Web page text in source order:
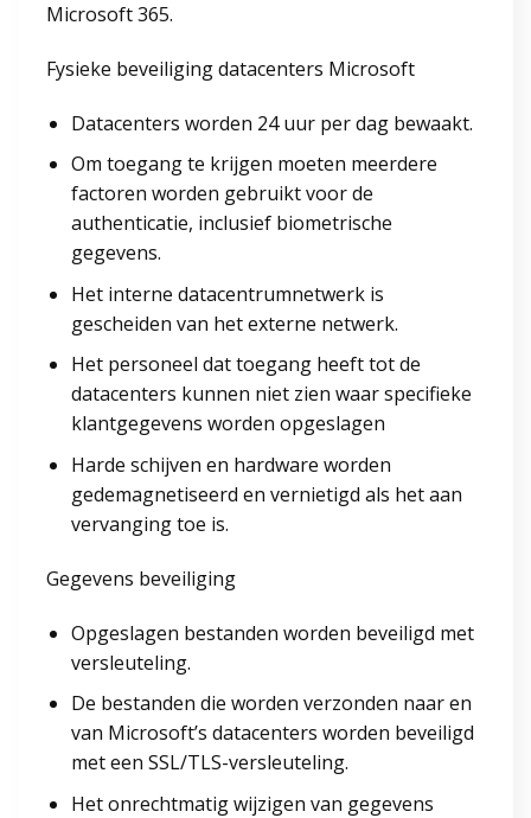
Microsoft 365.
Fysieke beveiliging datacenters Microsoft
Datacenters worden 24 uur per dag bewaakt.
Om toegang te krijgen moeten meerdere
factoren worden gebruikt voor de
authenticatie, inclusief biometrische
gegevens.
Het interne datacentrumnetwerk is
gescheiden van het externe netwerk.
Het personeel dat toegang heeft tot de
datacenters kunnen niet zien waar specifieke
klantgegevens worden opgeslagen
Harde schijven en hardware worden
gedemagnetiseerd en vernietigd als het aan
vervanging toe is.
Gegevens beveiliging
Opgeslagen bestanden worden beveiligd met
versleuteling.
De bestanden die worden verzonden naar en
van Microsoft’s datacenters worden beveiligd
met een SSL/TLS-versleuteling.
Het onrechtmatig wijzigen van gegevens